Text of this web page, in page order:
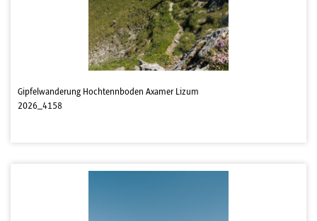
Gipfelwanderung Hochtennboden Axamer Lizum
2026_4158